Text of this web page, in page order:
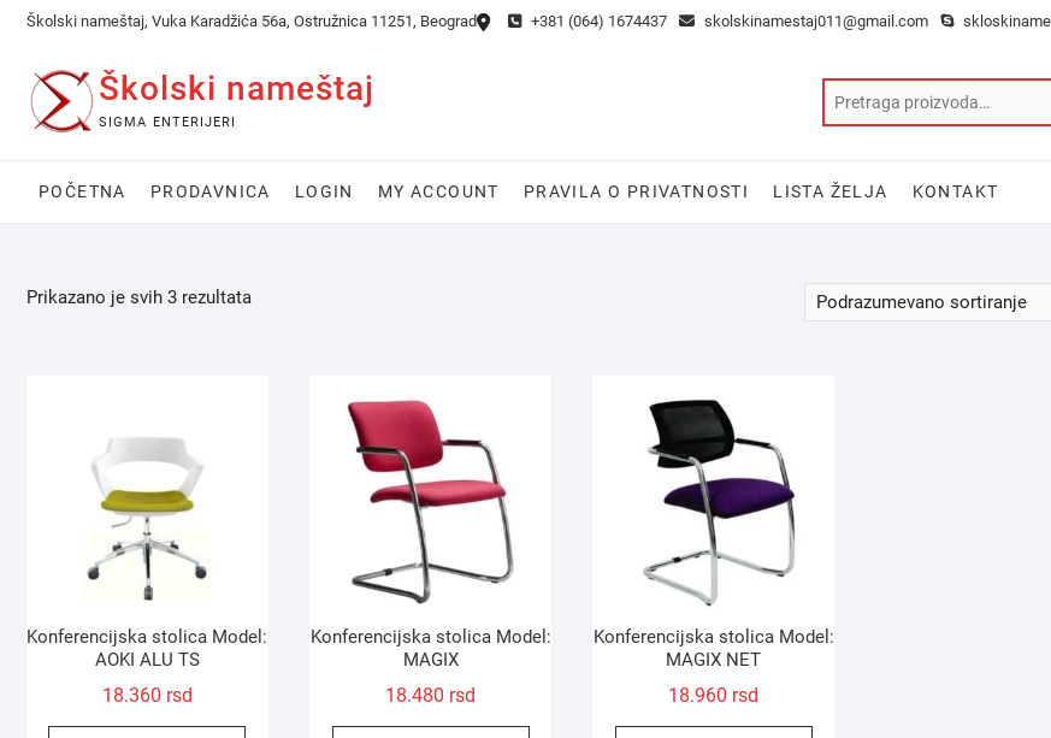
Skip
content
Školski nameštaj, Vuka Karadžića 56a, Ostružnica 11251, Beograd +381 (064) 1674437 skolskinamestaj011@gmail.com
Školski nameštaj
SIGMA ENTERIJERI
POČETNA PRODAVNICA LOGIN MY ACCOUNT PRAVILA O PRIVATNOSTI LISTA ŽELJA KONTAKT
Prikazano je svih 3 rezultata
Konferencijska stolica Model:
AOKI ALU TS
18.360 rsd
Konferencijska stolica Model:
MAGIX
18.480 rsd
Konferencijska stolica Model:
MAGIX NET
18.960 rsd